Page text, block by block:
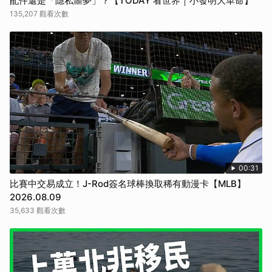
135,207 觀看次數
00:31
比賽中交易成立！J-Rod簽名球棒換取稀有動漫卡【MLB】
2026.08.09
35,633 觀看次數